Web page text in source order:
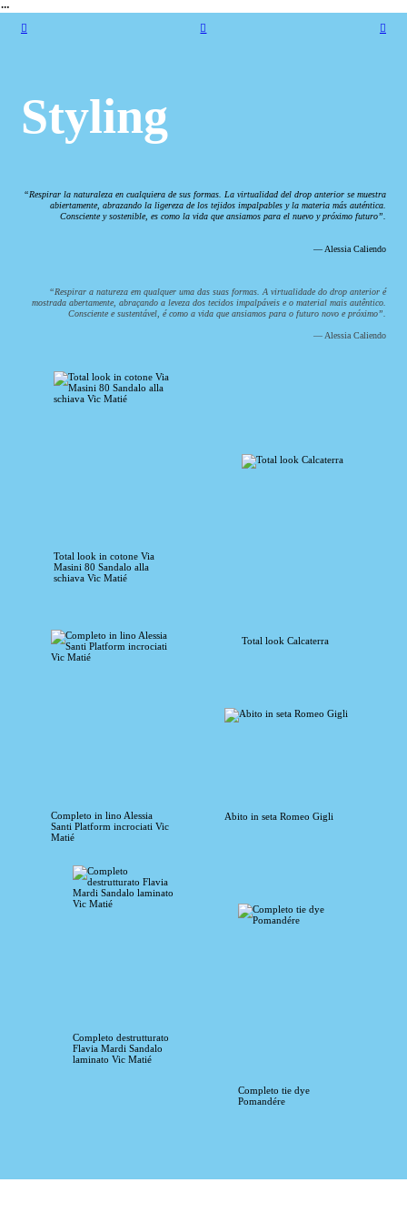
︎
︎︎︎
︎ ︎︎︎
Styling
“Respirar la naturaleza en cualquiera de sus formas. La virtualidad del drop anterior se muestra
abiertamente, abrazando la ligereza de los tejidos impalpables y la materia más auténtica.
Consciente y sostenible, es como la vida que ansiamos para el nuevo y próximo futuro”.
― Alessia Caliendo
“Respirar a natureza em qualquer uma das suas formas. A virtualidade do drop anterior é
mostrada abertamente, abraçando a leveza dos tecidos impalpáveis e o material mais autêntico.
Consciente e sustentável, é como a vida que ansiamos para o futuro novo e próximo”.
― Alessia Caliendo
Total look in cotone Via
Masini 80 Sandalo alla
schiava Vic Matié
Total look Calcaterra
Completo in lino Alessia
Santi Platform incrociati Vic
Matié
Completo destrutturato
Flavia Mardi Sandalo
laminato Vic Matié
Completo tie dye
Pomandére
Abito in seta Romeo Gigli